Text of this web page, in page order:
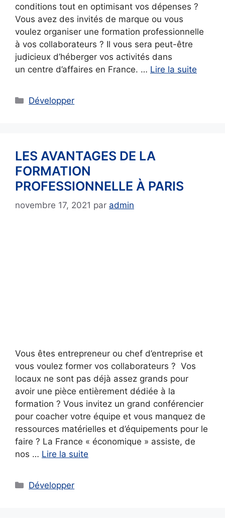
conditions tout en optimisant vos dépenses ?
Vous avez des invités de marque ou vous
voulez organiser une formation professionnelle
à vos collaborateurs ? Il vous sera peut-être
judicieux d’héberger vos activités dans
un centre d’affaires en France. … Lire la suite
Catégories
Développer
LES AVANTAGES DE LA
FORMATION
PROFESSIONNELLE À PARIS
novembre 17, 2021 par admin
Vous êtes entrepreneur ou chef d’entreprise et
vous voulez former vos collaborateurs ? Vos
locaux ne sont pas déjà assez grands pour
avoir une pièce entièrement dédiée à la
formation ? Vous invitez un grand conférencier
pour coacher votre équipe et vous manquez de
ressources matérielles et d’équipements pour le
faire ? La France « économique » assiste, de
nos … Lire la suite
Catégories
Développer